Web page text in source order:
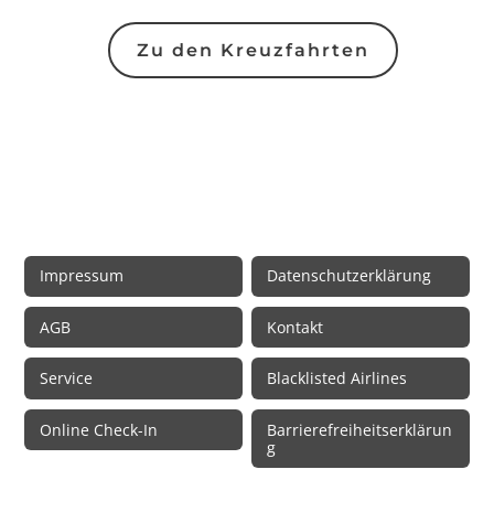
Zu den Kreuzfahrten
Impressum Datenschutzerklärung
AGB Kontakt
Service Blacklisted Airlines
Online Check-In
Barrierefreiheitserklärun
g